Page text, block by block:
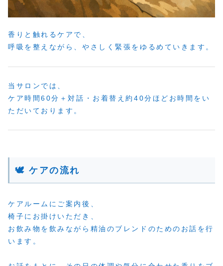
香りと触れるケアで、
呼吸を整えながら、やさしく緊張をゆるめていきます。
当サロンでは、
ケア時間60分＋対話・お着替え約40分ほどお時間をい
ただいております。
🕊 ケアの流れ
ケアルームにご案内後、
椅子にお掛けいただき、
お飲み物を飲みながら精油のブレンドのためのお話を行
います。